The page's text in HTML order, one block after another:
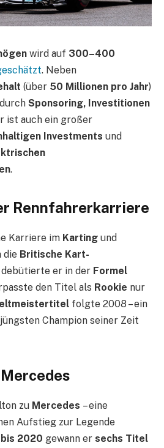
wird auf 300–400
. Neben
(über 50 Millionen pro Jahr)
Sponsoring, Investitionen
ist auch ein großer
Investments und
.
Rennfahrerkarriere
Karriere im Karting und
die Britische Kart-
debütierte er in der Formel
den Titel als Rookie nur
folgte 2008 – ein
Champion seiner Zeit
zu Mercedes – eine
Aufstieg zur Legende
2020 gewann er sechs Titel